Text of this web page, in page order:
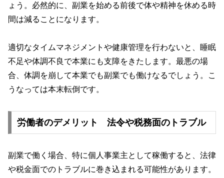
ょう。必然的に、副業を始める前後で体や精神を休める時
間は減ることになります。
適切なタイムマネジメントや健康管理を行わないと、睡眠
不足や体調不良で本業にも支障をきたします。最悪の場
合、体調を崩して本業でも副業でも働けなるでしょう。こ
うなっては本末転倒です。
労働者のデメリット 法令や税務面のトラブル
副業で働く場合、特に個人事業主として稼働すると、法律
や税金面でのトラブルに巻き込まれる可能性があります。